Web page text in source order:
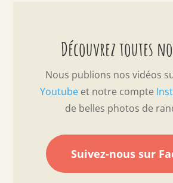
Découvrez toutes
Nous publions nos vidéos
Youtube et notre compte
de belles photos de
Suivez-nous sur